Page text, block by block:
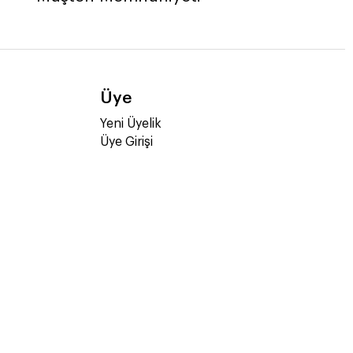
Üye
Yeni Üyelik
Üye Girişi